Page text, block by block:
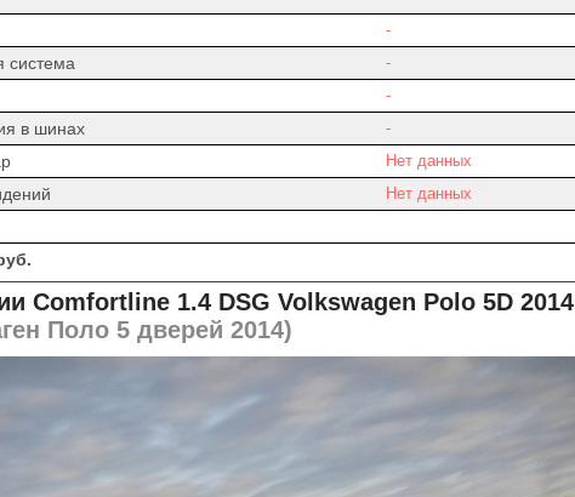
-
система -
-
в шинах -
Нет данных
Нет данных
Comfortline 1.4 DSG Volkswagen Polo 5D 2014
Поло 5 дверей 2014)